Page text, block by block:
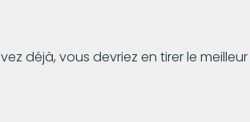
déjà, vous devriez en tirer le meilleur